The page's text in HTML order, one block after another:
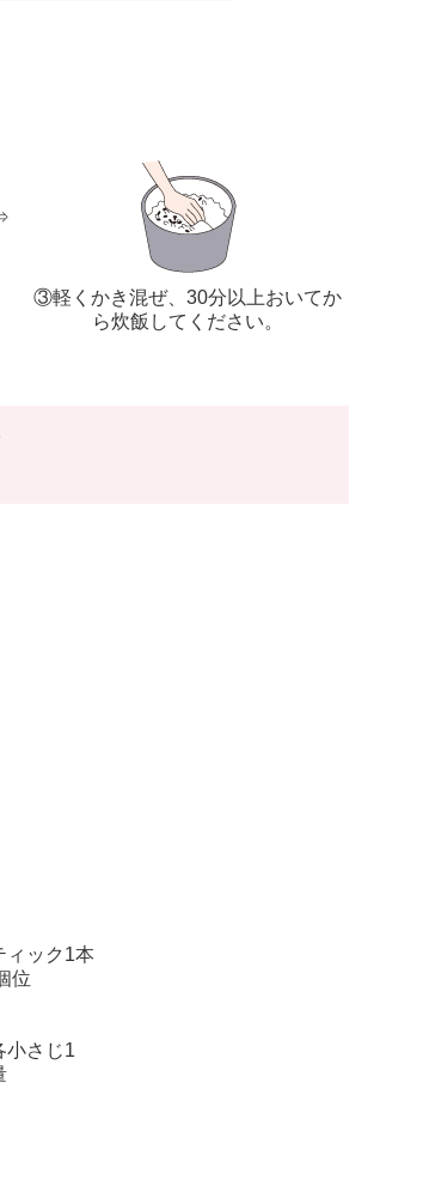
③軽くかき混ぜ、30分以上おいてか
ら炊飯してください。
ィック1本
位
小さじ1